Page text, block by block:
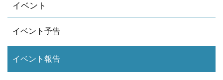
イベント
イベント予告
イベント報告